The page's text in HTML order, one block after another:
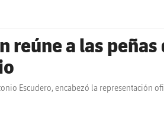
reúne a las
Escudero, encabezó la representación